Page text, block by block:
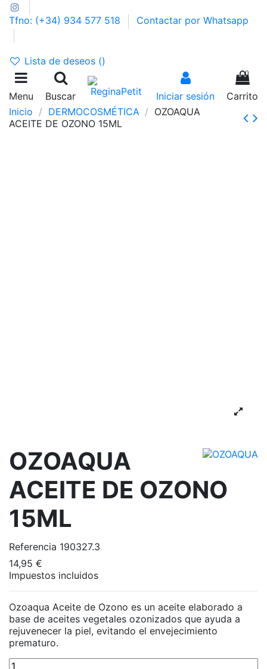
Tfno: (+34) 934 577 518 Contactar por Whatsapp
Lista de deseos ()
Menu Buscar Iniciar sesión
0
Carrito
Inicio
DERMOCOSMÉTICA
OZOAQUA
ACEITE DE OZONO 15ML
OZOAQUA
ACEITE DE OZONO
15ML
Referencia 190327.3
14,95 €
Impuestos incluidos
Ozoaqua Aceite de Ozono es un aceite elaborado a
base de aceites vegetales ozonizados que ayuda a
rejuvenecer la piel, evitando el envejecimiento
prematuro.